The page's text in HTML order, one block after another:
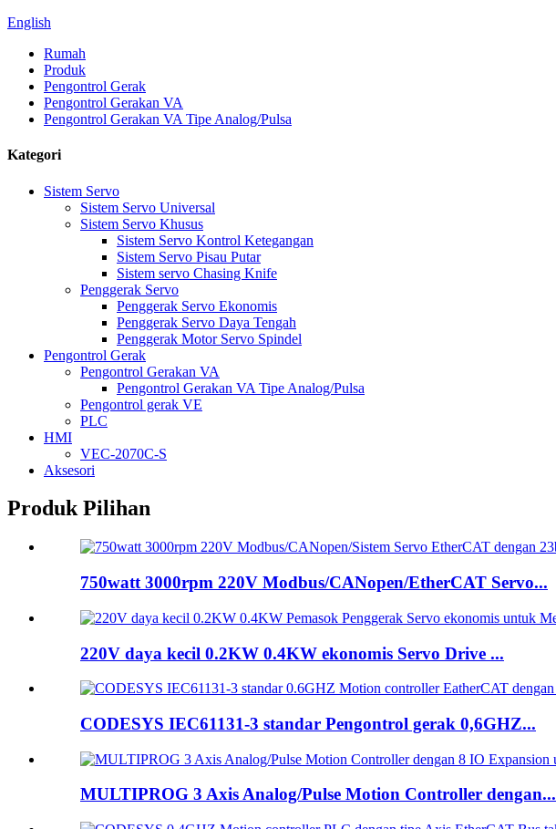
English
Rumah
Produk
Pengontrol Gerak
Pengontrol Gerakan VA
Pengontrol Gerakan VA Tipe Analog/Pulsa
Kategori
Sistem Servo
Sistem Servo Universal
Sistem Servo Khusus
Sistem Servo Kontrol Ketegangan
Sistem Servo Pisau Putar
Sistem servo Chasing Knife
Penggerak Servo
Penggerak Servo Ekonomis
Penggerak Servo Daya Tengah
Penggerak Motor Servo Spindel
Pengontrol Gerak
Pengontrol Gerakan VA
Pengontrol Gerakan VA Tipe Analog/Pulsa
Pengontrol gerak VE
PLC
HMI
VEC-2070C-S
Aksesori
Produk Pilihan
750watt 3000rpm 220V Modbus/CANopen/EtherCAT Servo...
220V daya kecil 0.2KW 0.4KW ekonomis Servo Drive ...
CODESYS IEC61131-3 standar Pengontrol gerak 0,6GHZ...
MULTIPROG 3 Axis Analog/Pulse Motion Controller dengan...